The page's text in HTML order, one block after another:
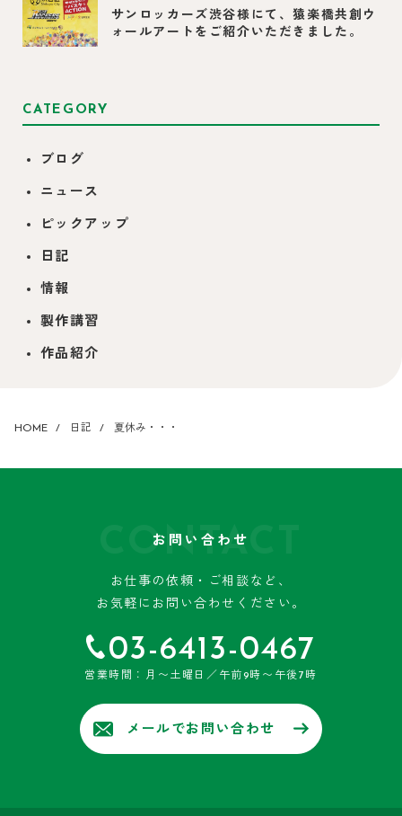
サンロッカーズ渋谷様にて、猿楽橋共創ウ
ォールアートをご紹介いただきました。
CATEGORY
ブログ
ニュース
ピックアップ
日記
情報
製作講習
作品紹介
HOME 日記 夏休み・・・
CONTACT
お問い合わせ
お仕事の依頼・ご相談など、
お気軽にお問い合わせください。
03-6413-0467
営業時間：月〜土曜日／午前9時〜午後7時
メールでお問い合わせ